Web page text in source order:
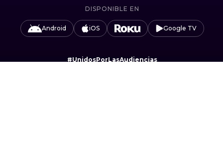
DISPONIBLE EN
Android iOS Google TV
#UnidosPorLasAudiencias